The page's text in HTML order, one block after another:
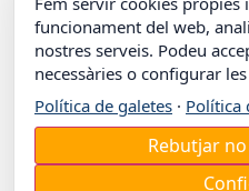
© COL·LEGI
Carrer
T. +34
funcionament del web,
nostres serveis. Podeu
necessàries o configurar
Política de galetes · Política
Rebutjar